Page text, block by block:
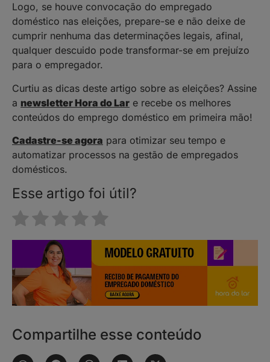
Logo, se houve convocação do empregado
doméstico nas eleições, prepare-se e não deixe de
cumprir nenhuma das determinações legais, afinal,
qualquer descuido pode transformar-se em prejuízo
para o empregador.
Curtiu as dicas deste artigo sobre as eleições? Assine
a newsletter Hora do Lar e recebe os melhores
conteúdos do emprego doméstico em primeira mão!
Cadastre-se agora para otimizar seu tempo e
automatizar processos na gestão de empregados
domésticos.
Esse artigo foi útil?
Compartilhe esse conteúdo